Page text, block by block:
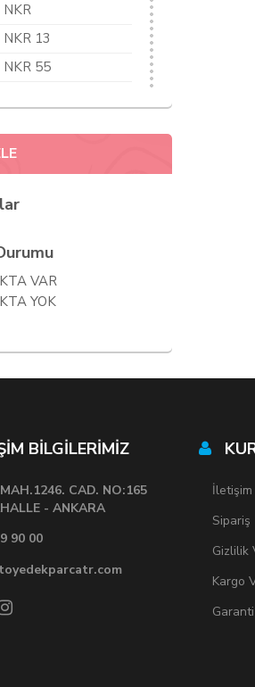
NKR
NKR 13
NKR 55
66
NQR
C
TFR
TURKUAZ
VAR
YOK
BİLGİLERİMİZ
CAD. NO:165
- ANKARA
90 00
İletişim
Sipariş
Gizlilik
Kargo